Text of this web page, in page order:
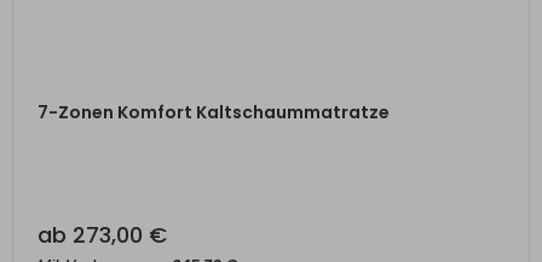
7-Zonen Komfort Kaltschaummatratze
ab 273,00 €